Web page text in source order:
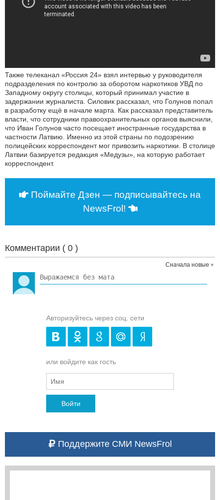
Также телеканал «Россия 24» взял интервью у руководителя
подразделения по контролю за оборотом наркотиков УВД по
Западному округу столицы, который принимал участие в
задержании журналиста. Силовик рассказал, что Голунов попал
в разработку ещё в начале марта. Как рассказал представитель
власти, что сотрудники правоохранительных органов выяснили,
что Иван Голунов часто посещает иностранные государства в
частности Латвию. Именно из этой страны по подозрению
полицейских корреспондент мог привозить наркотики. В столице
Латвии базируется редакция «Медузы», на которую работает
корреспондент.
Поймайте Дзен — подписывайтесь на
NewsFrol!
Комментарии ( 0 )
Сначала новые
Авторизуйтесь через соц. сети
или войдите как гость
Войти
Поддержите СМИ NewsFrol